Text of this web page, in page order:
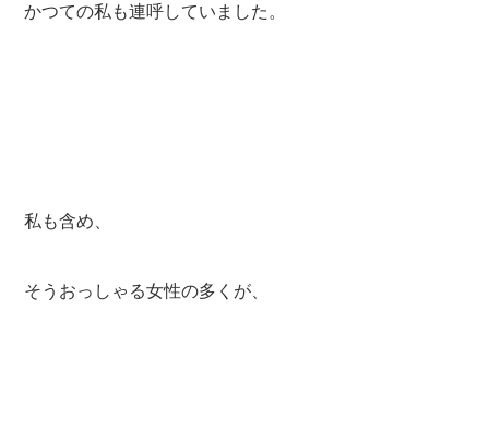
かつての私も連呼していました。
私も含め、
そうおっしゃる女性の多くが、